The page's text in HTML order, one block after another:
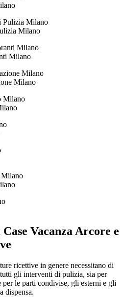
Milano
Milano
Milano
Vacanza Arcore e
ricettive in genere necessitano di
gli interventi di pulizia, sia per
per le parti condivise, gli esterni e gli
dispensa.